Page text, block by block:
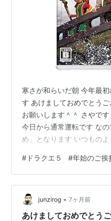
寒さが和らいだ朝 今年最
す あけましておめでとう
お願いします＾＾ さやで
今日から通常運転です な
め」となります いつもの
が、誰かの何かの役に立て
また1年、楽しくブログを
て、年始に何を書こうか
年末にも書いたと思うので
お休みの入りだったので、
# ドラクエ５ #年始のご挨
junzirog • 7ヶ月前
あけましておめでとう